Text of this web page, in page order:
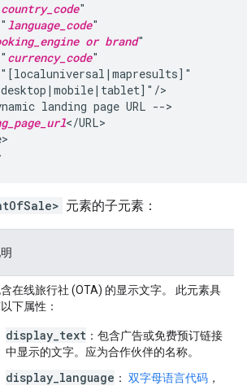
country_code
language_code
or brand
currency_code
landing page URL
元素的子元素：
在线旅行社 (OTA) 的显示文字。 此元素具
下属性：
display_text ：包含广告或免费预订链接
中显示的文字。应为合作伙伴的名称。
display_language ： 双字母语言代码 ，